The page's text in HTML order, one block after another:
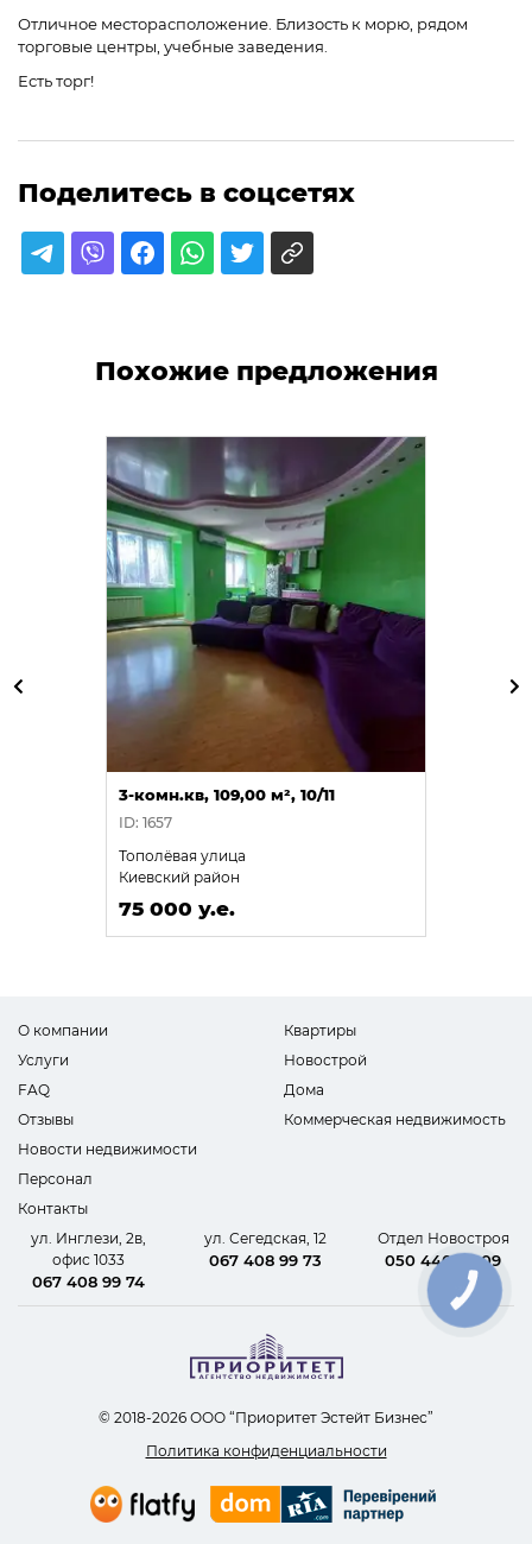
Отличное месторасположение. Близость к морю, рядом
торговые центры, учебные заведения.
Есть торг!
Поделитесь в соцсетях
Похожие предложения
3-комн.кв, 109,00 м², 10/11
ID: 1657
Тополёвая улица
Киевский район
75 000 у.е.
О компании
Услуги
FAQ
Отзывы
Новости недвижимости
Персонал
Контакты
Квартиры
Новострой
Дома
Коммерческая недвижимость
ул. Инглези, 2в,
офис 1033
067 408 99 74
ул. Сегедская, 12
067 408 99 73
Отдел Новостроя
050 440 62 09
© 2018-2026 ООО “Приоритет Эстейт Бизнес”
Политика конфиденциальности
КНОПКА
СВЯЗИ